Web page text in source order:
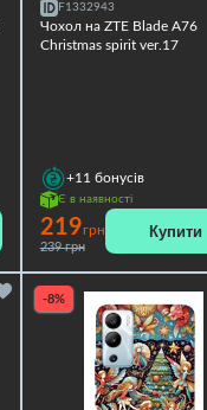
F1332943
Чохол на ZTE Blade A76
Christmas spirit ver.17
+11 бонусів
Є в наявності
219грн
239 грн
Купити
-8%